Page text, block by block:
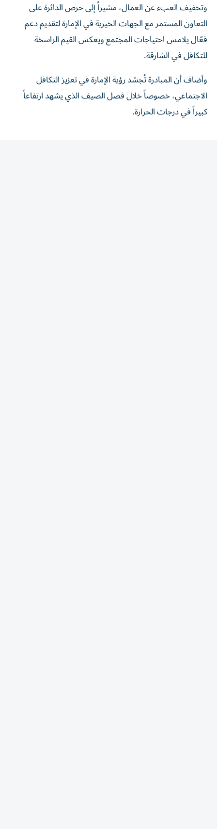
وتخفيف العبء عن العمال، مشيراً إلى حرص الدائرة على
التعاون المستمر مع الجهات الخيرية في الإمارة لتقديم دعم
فعّال يلامس احتياجات المجتمع ويعكس القيم الراسخة
للتكافل في الشارقة.
وأضاف أن المبادرة تُجسّد رؤية الإمارة في تعزيز التكافل
الاجتماعي، خصوصاً خلال فصل الصيف الذي يشهد ارتفاعاً
كبيراً في درجات الحرارة.